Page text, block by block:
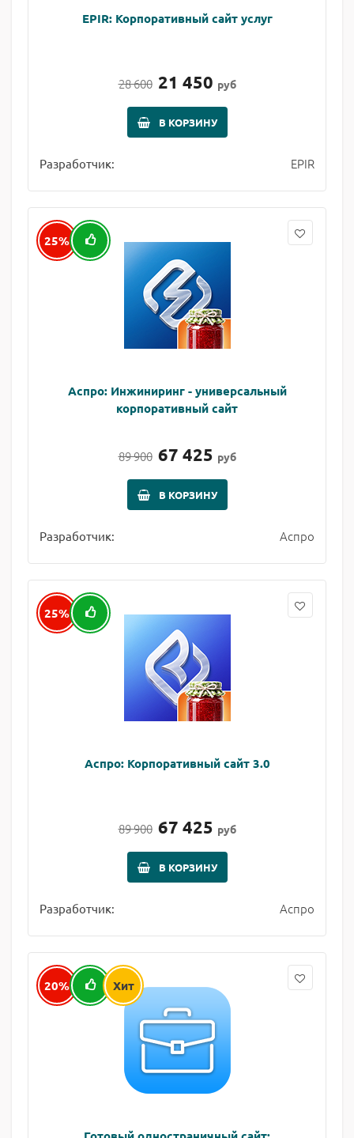
EPIR: Корпоративный сайт услуг
28 600 21 450 руб
В КОРЗИНУ
Разработчик: EPIR
25%
Аспро: Инжиниринг - универсальный
корпоративный сайт
89 900 67 425 руб
В КОРЗИНУ
Разработчик: Аспро
25%
Аспро: Корпоративный сайт 3.0
89 900 67 425 руб
В КОРЗИНУ
Разработчик: Аспро
20% Хит